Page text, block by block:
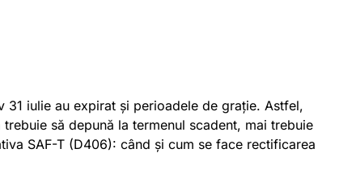
iulie au expirat și perioadele de grație. Astfel,
să depună la termenul scadent, mai trebuie
SAF-T (D406): când și cum se face rectificarea